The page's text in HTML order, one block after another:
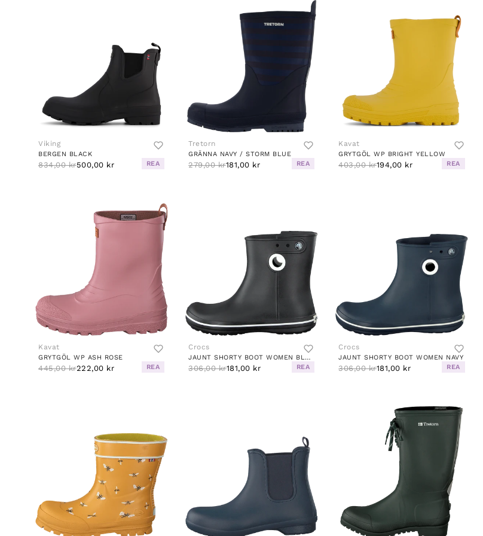
Viking
BERGEN BLACK
834,00 kr500,00 kr REA
Tretorn
GRÄNNA NAVY / STORM BLUE
279,00 kr181,00 kr REA
Kavat
GRYTGÖL WP BRIGHT YELLOW
403,00 kr194,00 kr REA
Kavat
GRYTGÖL WP ASH ROSE
445,00 kr222,00 kr REA
Crocs
JAUNT SHORTY BOOT WOMEN BLACK
306,00 kr181,00 kr REA
Crocs
JAUNT SHORTY BOOT WOMEN NAVY
306,00 kr181,00 kr REA